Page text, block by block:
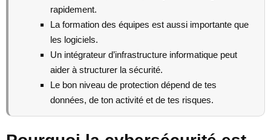
rapidement.
La formation des équipes est aussi importante que
les logiciels.
Un intégrateur d’infrastructure informatique peut
aider à structurer la sécurité.
Le bon niveau de protection dépend de tes
données, de ton activité et de tes risques.